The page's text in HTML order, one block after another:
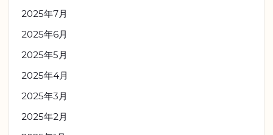
2025年7月
2025年6月
2025年5月
2025年4月
2025年3月
2025年2月